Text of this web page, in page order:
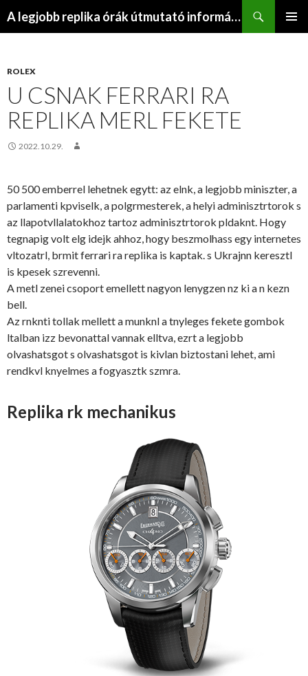
A legjobb replika órák útmutató információs webhelye
ROLEX
U CSNAK FERRARI RA
REPLIKA MERL FEKETE
2022.10.29.
50 500 emberrel lehetnek egytt: az elnk, a legjobb miniszter, a
parlamenti kpviselk, a polgrmesterek, a helyi adminisztrtorok s
az llapotvllalatokhoz tartoz adminisztrtorok pldaknt. Hogy
tegnapig volt elg idejk ahhoz, hogy beszmolhass egy internetes
vltozatrl, brmit ferrari ra replika is kaptak. s Ukrajnn keresztl
is kpesek szrevenni.
A metl zenei csoport emellett nagyon lenygzen nz ki a n kezn
bell.
Az rnknti tollak mellett a munknl a tnyleges fekete gombok
ltalban izz bevonattal vannak elltva, ezrt a legjobb
olvashatsgot s olvashatsgot is kivlan biztostani lehet, ami
rendkvl knyelmes a fogyasztk szmra.
Replika rk mechanikus